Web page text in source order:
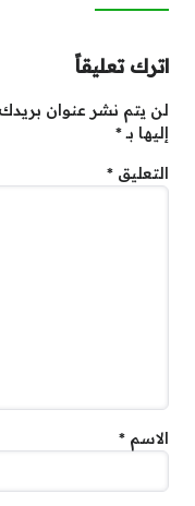
اترك تعليقاً
لن يتم نشر عنوان بريدك
إليها بـ*
التعليق *
الاسم *